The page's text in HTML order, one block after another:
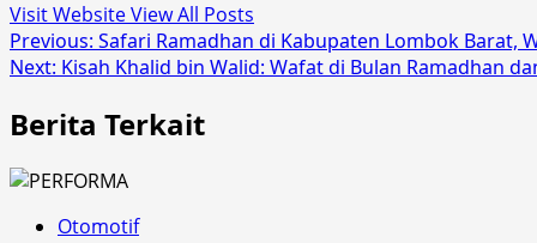
Visit WebsiteView All Posts
Post
navigation
Previous: Safari Ramadhan di Kabupaten Lombok Barat,
Next: Kisah Khalid bin Walid: Wafat di Bulan Ramadhan
Berita Terkait
Otomotif